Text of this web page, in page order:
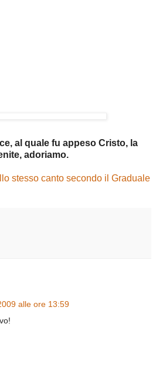
al quale fu appeso Cristo, la
adoriamo.
stesso canto secondo il Graduale
alle ore 13:59